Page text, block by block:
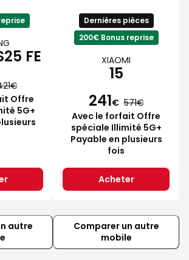
FE
Offre
5G+
Dernières pièces
200€ Bonus reprise
XIAOMI
15
241€ 571
Avec le forfait Offre
spéciale Illimité 5G+
Payable en plusieurs
fois
Acheter
autre
Comparer un autre
mobile